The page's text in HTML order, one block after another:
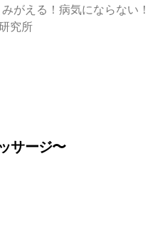
がえる！病気にならない！
究所
サージ〜